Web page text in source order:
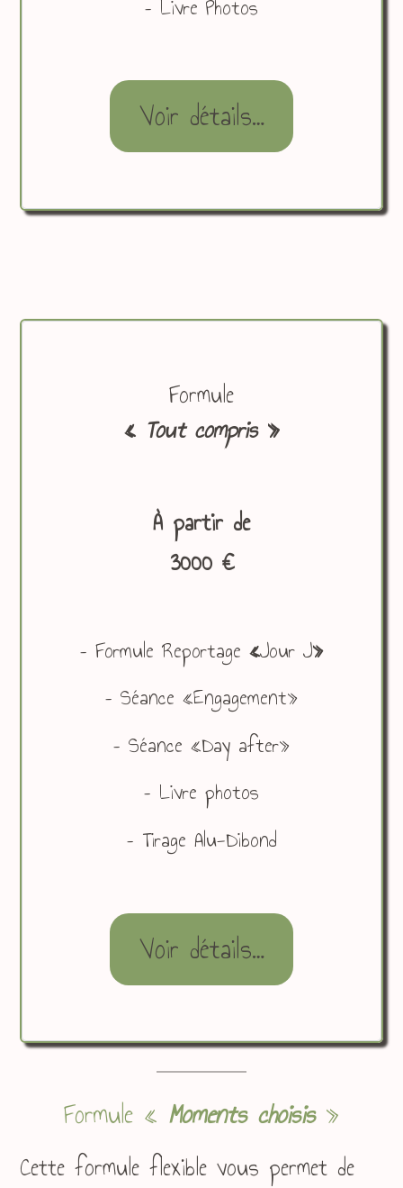
– Livre Photos
Voir détails…
Formule
« Tout compris»
À partir de
3000 €
– Formule Reportage «Jour J»
– Séance «Engagement»
– Séance «Day after»
– Livre photos
– Tirage Alu-Dibond
Voir détails…
Formule « Moments choisis»
Cette formule flexible vous permet de